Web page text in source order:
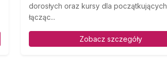
dorosłych oraz kursy dla początkujących,
łącząc...
Zobacz szczegóły